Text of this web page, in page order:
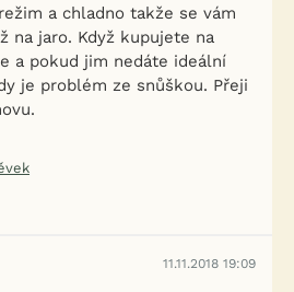
a chladno takže se vám
na jaro. Když kupujete na
a pokud jim nedáte ideální
je problém ze snůškou. Přeji
11.11.2018 19:09